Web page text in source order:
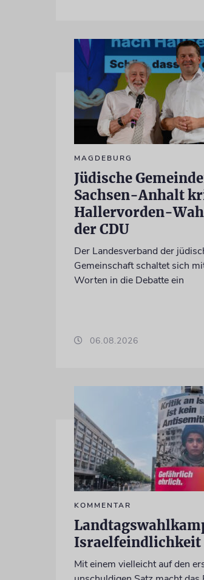
MAGDEBURG
Jüdische
Sachsen-Anhalt
Hallervorden-
der CDU
Der Landesverband der
Gemeinschaft schaltet sich
Worten in die Debatte ein
06.08.2026
KOMMENTAR
Israelfeindlichkeit
Mit einem vielleicht auf den